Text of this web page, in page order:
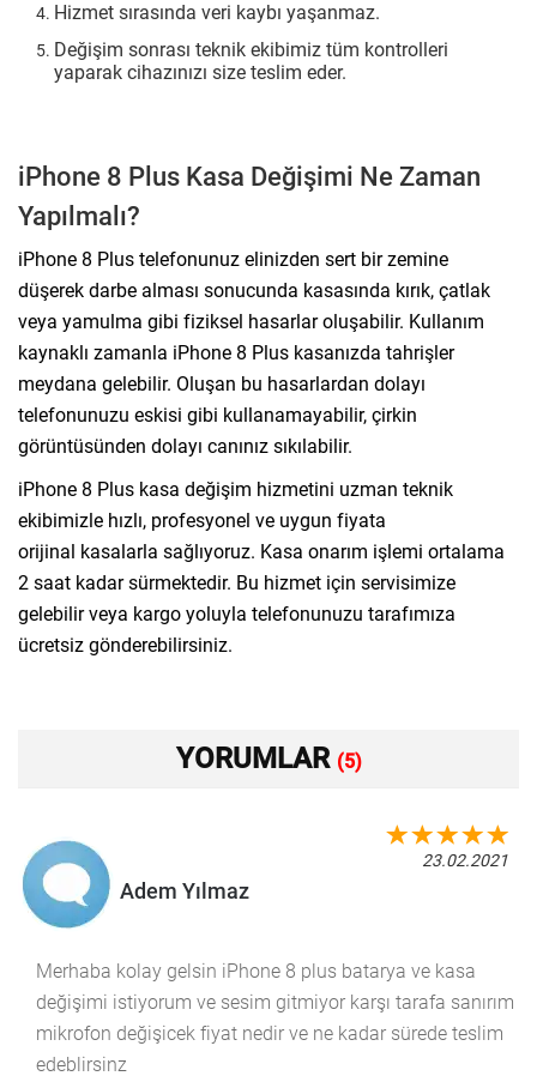
Hizmet sırasında veri kaybı yaşanmaz.
Değişim sonrası teknik ekibimiz tüm kontrolleri
yaparak cihazınızı size teslim eder.
iPhone 8 Plus Kasa Değişimi Ne Zaman
Yapılmalı?
iPhone 8 Plus telefonunuz elinizden sert bir zemine
düşerek darbe alması sonucunda kasasında kırık, çatlak
veya yamulma gibi fiziksel hasarlar oluşabilir. Kullanım
kaynaklı zamanla iPhone 8 Plus kasanızda tahrişler
meydana gelebilir. Oluşan bu hasarlardan dolayı
telefonunuzu eskisi gibi kullanamayabilir, çirkin
görüntüsünden dolayı canınız sıkılabilir.
iPhone 8 Plus kasa değişim hizmetini uzman teknik
ekibimizle hızlı, profesyonel ve uygun fiyata
orijinal kasalarla sağlıyoruz. Kasa onarım işlemi ortalama
2 saat kadar sürmektedir. Bu hizmet için servisimize
gelebilir veya kargo yoluyla telefonunuzu tarafımıza
ücretsiz gönderebilirsiniz.
YORUMLAR (5)
Adem Yılmaz
23.02.2021
Merhaba kolay gelsin iPhone 8 plus batarya ve kasa
değişimi istiyorum ve sesim gitmiyor karşı tarafa sanırım
mikrofon değişicek fiyat nedir ve ne kadar sürede teslim
edeblirsinz